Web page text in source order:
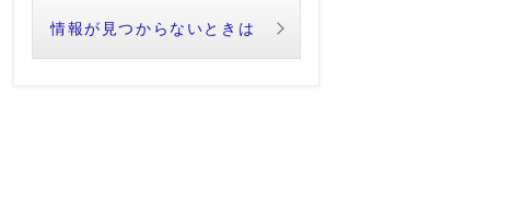
情報が見つからないときは